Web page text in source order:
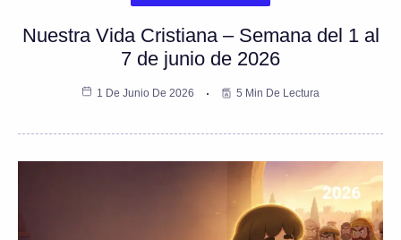
Nuestra Vida Cristiana – Semana del 1 al
7 de junio de 2026
1 De Junio De 2026 5 Min De Lectura